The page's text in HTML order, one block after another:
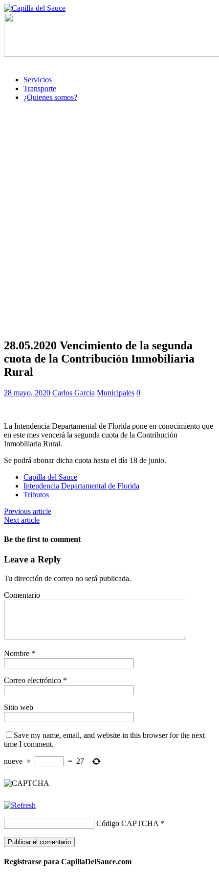
Servicios
Transporte
¿Quienes somos?
28.05.2020 Vencimiento de la segunda
cuota de la Contribución Inmobiliaria
Rural
28 mayo, 2020 Carlos Garcia Municipales 0
La Intendencia Departamental de Florida pone en conocimiento que
en este mes vencerá la segunda cuota de la Contribución
Inmobiliaria Rural.
Se podrá abonar dicha cuota hasta el día 18 de junio.
Capilla del Sauce
Intendencia Departamental de Florida
Tributos
Previous article
Next article
Be the first to comment
Leave a Reply
Tu dirección de correo no será publicada.
Comentario
Nombre *
Correo electrónico *
Sitio web
Save my name, email, and website in this browser for the next
time I comment.
nueve × = 27
Código CAPTCHA *
Registrarse para CapillaDelSauce.com